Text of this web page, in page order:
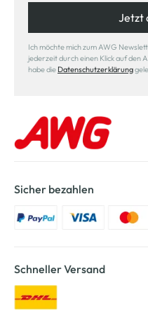
Jetzt
Ich möchte mich zum AWG
jederzeit durch einen Klick auf den
habe die Datenschutzerklärung
Sicher bezahlen
Schneller Versand